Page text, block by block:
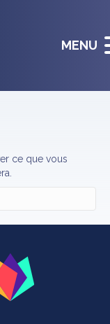
MENU
ce que vous